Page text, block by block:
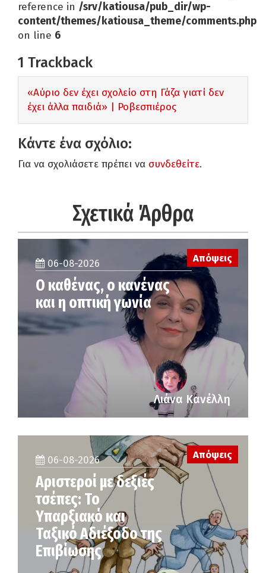
reference in /srv/katiousa/pub_dir/wp-
content/themes/katiousa_theme/comments.php
on line 6
1 Trackback
«Αύριο δεν έχει σχολείο στη Γάζα γιατί δεν
έχει άλλα παιδιά» | Ροβεσπιέρος
Κάντε ένα σχόλιο:
Για να σχολιάσετε πρέπει να συνδεθείτε.
Σχετικά Άρθρα
Απόψεις
06-08-2026
Ο καθένας, ο κανένας
και η οπτική γωνία
Λιάνα Κανέλλη
06-08-2026
Αριστεροί με δεξιές
τσέπες: Το
Υπαρξιακό και
Ταξικό Αδιέξοδο της
Επιβίωσης
Απόψεις